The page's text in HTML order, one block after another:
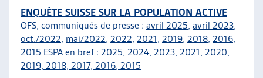
ENQUÊTE SUISSE SUR LA POPULATION ACTIVE
OFS, communiqués de presse : avril 2025, avril 2023,
oct./2022, mai/2022, 2022, 2021, 2019, 2018, 2016,
2015 ESPA en bref : 2025, 2024, 2023, 2021, 2020,
2019, 2018, 2017, 2016, 2015